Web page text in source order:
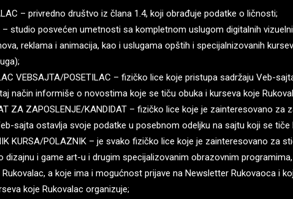
– privredno društvo iz člana 1.4, koji obrađuje podatke o ličnosti;
– studio posvećen umetnosti sa kompletnom uslugom digitalnih
reklama i animacija, kao i uslugama opštih i specijalnizovanih
VEBSAJTA/POSETILAC – fizičko lice koje pristupa sadržaju Veb-
način informiše o novostima koje se tiču obuka i kurseva koje
ZA ZAPOSLENJE/KANDIDAT – fizičko lice koje je zainteresovano
sajta ostavlja svoje podatke u posebnom odeljku na sajtu koji se tiče
KURSA/POLAZNIK – je svako fizičko lice koje je zainteresovano za
dizajnu i game art-u i drugim specijalizovanim obrazovnim
Rukovalac, a koje ima i mogućnost prijave na Newsletter Rukovaoca i
koje Rukovalac organizuje;